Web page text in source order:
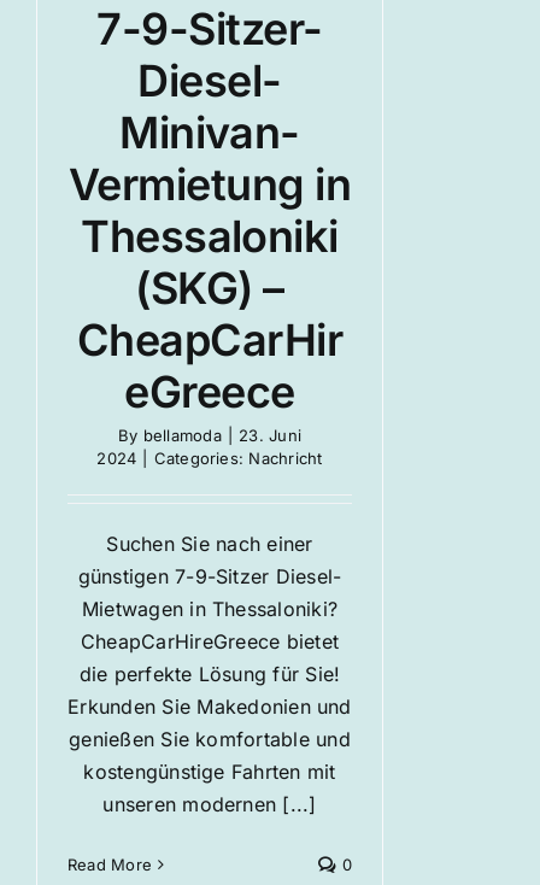
7-9-Sitzer-
Diesel-
Minivan-
Vermietung in
Thessaloniki
(SKG) –
CheapCarHir
eGreece
By bellamoda
23. Juni
2024
Categories: Nachricht
Suchen Sie nach einer
günstigen 7-9-Sitzer Diesel-
Mietwagen in Thessaloniki?
CheapCarHireGreece bietet
die perfekte Lösung für Sie!
Erkunden Sie Makedonien und
genießen Sie komfortable und
kostengünstige Fahrten mit
unseren modernen [...]
Read More 0